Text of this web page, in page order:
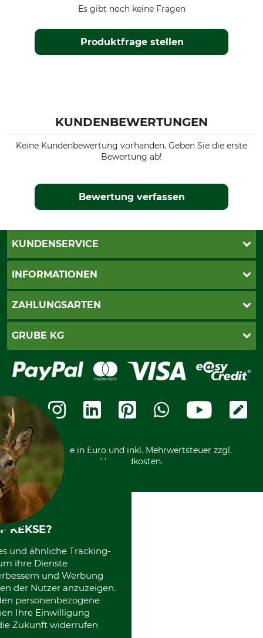
Produktfrage stellen
Es gibt noch keine Fragen
KUNDENBEWERTUNGEN
Keine Kundenbewertung vorhanden. Geben Sie die erste
Bewertung ab!
Bewertung verfassen
KUNDENSERVICE
Live-Shopping
Seilwindenprüfung
Cookie-Einstellungen
INFORMATIONEN
AGB
Bestellung widerrufen
Widerrufsformular
Kostenloser Rückversand
Nachhaltigkeit
Entsorgung und Umwelt
Datenschutz Print
ZAHLUNGSARTEN
PayPal
Bankeinzug
Ratenkauf
Vorkasse
GRUBE KG
Leitbild
Karriere
Ladengeschäft
Motorgeräteshop
Über uns
Community
International
Kooperationen
Alle Preise in Euro und inkl. Mehrwertsteuer zzgl.
Versandkosten.
KEKSE?
und ähnliche Tracking-
ihre Dienste
und Werbung
der Nutzer anzuzeigen.
personenbezogene
Ihre Einwilligung
Zukunft widerrufen